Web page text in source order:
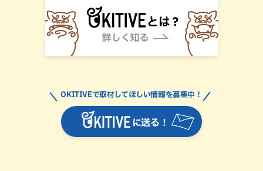
に送る！
OKITIVEで取材してほしい情報を募集中！